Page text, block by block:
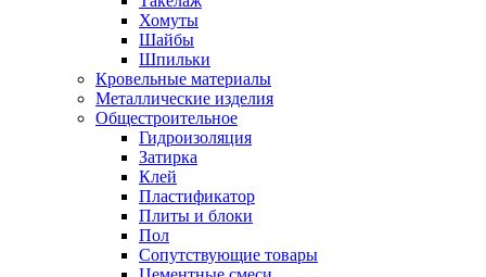
Хомуты
Шайбы
Шпильки
Кровельные материалы
Металлические изделия
Общестроительное
Гидроизоляция
Затирка
Клей
Пластификатор
Плиты и блоки
Пол
Сопутствующие товары